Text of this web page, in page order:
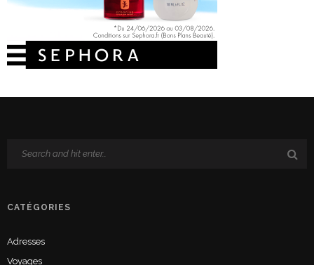
CATÉGORIES
Adresses
Voyages